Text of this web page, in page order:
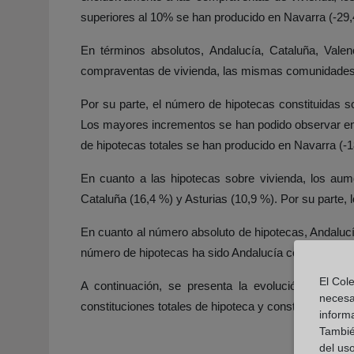
superiores al 10% se han producido en Navarra (-
En términos absolutos, Andalucía, Cataluña,
compraventas de vivienda, las mismas
Por su parte, el número de hipotecas constituidas
Los mayores incrementos se han podido observar
de hipotecas totales se han producido en Navarra
En cuanto a las hipotecas sobre vivienda, los
Cataluña (16,4 %) y Asturias (10,9 %). Por su
En cuanto al número absoluto de hipotecas,
número de hipotecas ha sido Andalucía con unas
A continuación, se presenta la evolución
constituciones totales de hipoteca y constituciones
El
del